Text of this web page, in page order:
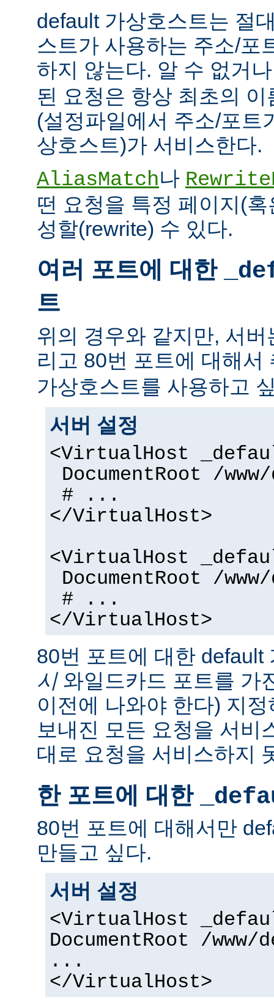
default 가상호스트는 절
스트가 사용하는 주소/포
하지 않는다. 알 수 없거
된 요청은 항상 최초의
(설정파일에서 주소/포트
상호스트)가 서비스한다.
AliasMatch나
떤 요청을 특정 페이지(
성할(rewrite) 수 있다.
여러 포트에 대한
트
위의 경우와 같지만, 서
리고 80번 포트에 대해서
가상호스트를 사용하고
서버 설정
<VirtualHost
DocumentRoot /
# ...
</VirtualHost>
<VirtualHost
DocumentRoot /
# ...
</VirtualHost>
80번 포트에 대한 default
시와일드카드 포트를 가
이전에 나와야 한다) 지
보내진 모든 요청을 서비
대로 요청을 서비스하지
한 포트에 대한
80번 포트에 대해서만
만들고 싶다.
서버 설정
<VirtualHost
DocumentRoot /
...
</VirtualHost>